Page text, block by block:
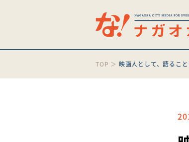
TOP ＞ 映画人として、語るこ